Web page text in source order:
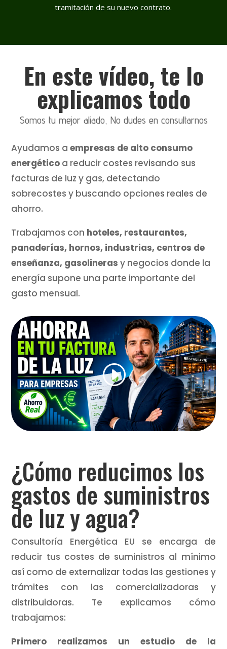
tramitación de su nuevo contrato.
En este vídeo, te lo
explicamos todo
Somos tu mejor aliado, No dudes en consultarnos
Ayudamos aempresas de alto consumo
energético a reducir costes revisando sus
facturas de luz y gas, detectando
sobrecostes y buscando opciones reales de
ahorro.
Trabajamos con hoteles, restaurantes,
panaderías, hornos, industrias, centros de
enseñanza, gasolineras y negocios donde la
energía supone una parte importante del
gasto mensual.
¿Cómo reducimos los
gastos de suministros
de luz y agua?
Consultoría Energética EU se encarga de
reducir tus costes de suministros al mínimo
así como de externalizar todas las gestiones y
trámites con las comercializadoras y
distribuidoras. Te explicamos cómo
trabajamos:
Primero realizamos un estudio de la